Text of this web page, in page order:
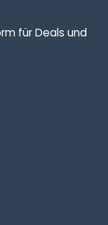
für Deals und